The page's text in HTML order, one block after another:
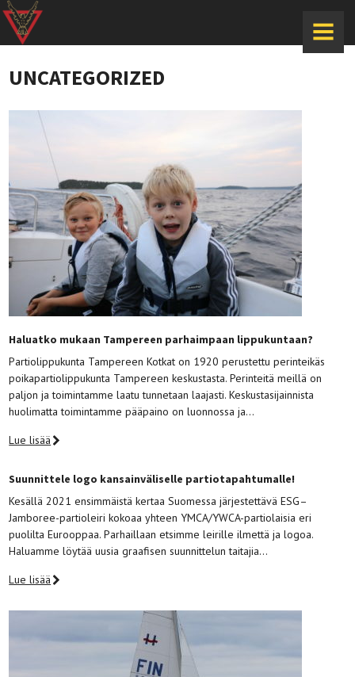
MENU
UNCATEGORIZED
Haluatko mukaan Tampereen parhaimpaan lippukuntaan?
Partiolippukunta Tampereen Kotkat on 1920 perustettu perinteikäs
poikapartiolippukunta Tampereen keskustasta. Perinteitä meillä on
paljon ja toimintamme laatu tunnetaan laajasti. Keskustasijainnista
huolimatta toimintamme pääpaino on luonnossa ja…
Lue lisää
Suunnittele logo kansainväliselle partiotapahtumalle!
Kesällä 2021 ensimmäistä kertaa Suomessa järjestettävä ESG–
Jamboree-partioleiri kokoaa yhteen YMCA/YWCA-partiolaisia eri
puolilta Eurooppaa. Parhaillaan etsimme leirille ilmettä ja logoa.
Haluamme löytää uusia graafisen suunnittelun taitajia…
Lue lisää